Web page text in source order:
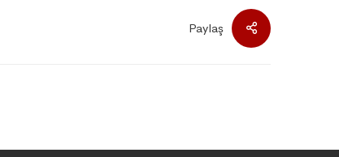
Paylaş